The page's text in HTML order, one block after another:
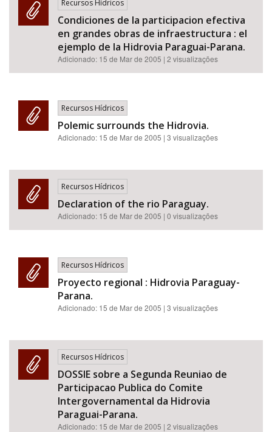
Recursos Hídricos
Condiciones de la participacion efectiva
en grandes obras de infraestructura : el
ejemplo de la Hidrovia Paraguai-Parana.
Adicionado: 15 de Mar de 2005 | 2 visualizações
Recursos Hídricos
Polemic surrounds the Hidrovia.
Adicionado: 15 de Mar de 2005 | 3 visualizações
Recursos Hídricos
Declaration of the rio Paraguay.
Adicionado: 15 de Mar de 2005 | 0 visualizações
Recursos Hídricos
Proyecto regional : Hidrovia Paraguay-
Parana.
Adicionado: 15 de Mar de 2005 | 3 visualizações
Recursos Hídricos
DOSSIE sobre a Segunda Reuniao de
Participacao Publica do Comite
Intergovernamental da Hidrovia
Paraguai-Parana.
Adicionado: 15 de Mar de 2005 | 2 visualizações